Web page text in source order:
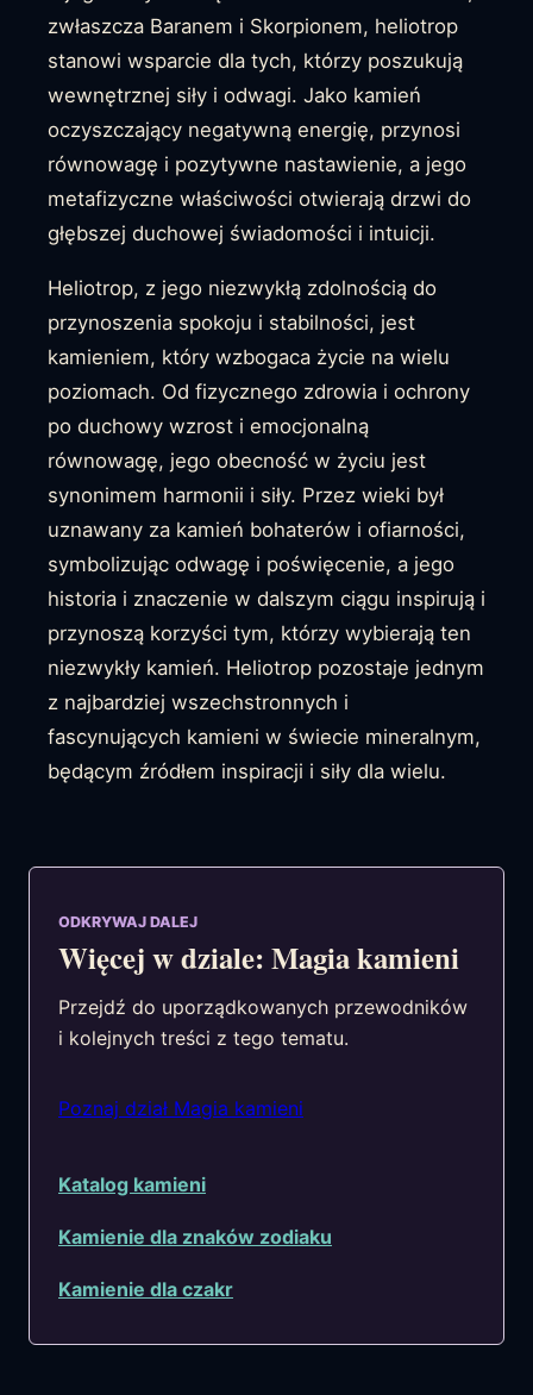
zwłaszcza Baranem i Skorpionem, heliotrop
stanowi wsparcie dla tych, którzy poszukują
wewnętrznej siły i odwagi. Jako kamień
oczyszczający negatywną energię, przynosi
równowagę i pozytywne nastawienie, a jego
metafizyczne właściwości otwierają drzwi do
głębszej duchowej świadomości i intuicji.
Heliotrop, z jego niezwykłą zdolnością do
przynoszenia spokoju i stabilności, jest
kamieniem, który wzbogaca życie na wielu
poziomach. Od fizycznego zdrowia i ochrony
po duchowy wzrost i emocjonalną
równowagę, jego obecność w życiu jest
synonimem harmonii i siły. Przez wieki był
uznawany za kamień bohaterów i ofiarności,
symbolizując odwagę i poświęcenie, a jego
historia i znaczenie w dalszym ciągu inspirują i
przynoszą korzyści tym, którzy wybierają ten
niezwykły kamień. Heliotrop pozostaje jednym
z najbardziej wszechstronnych i
fascynujących kamieni w świecie mineralnym,
będącym źródłem inspiracji i siły dla wielu.
ODKRYWAJ DALEJ
Więcej w dziale: Magia kamieni
Przejdź do uporządkowanych przewodników
i kolejnych treści z tego tematu.
Poznaj dział Magia kamieni
Katalog kamieni
Kamienie dla znaków zodiaku
Kamienie dla czakr